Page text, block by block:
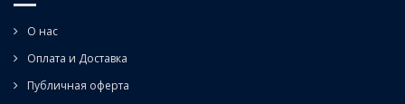
О нас
Оплата и Доставка
Публичная оферта